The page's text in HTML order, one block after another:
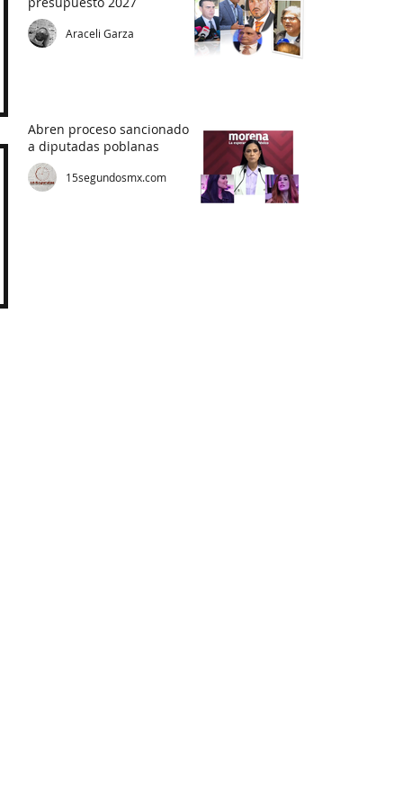
Araceli Garza
Abren proceso sancionador
a diputadas poblanas
15segundosmx.com